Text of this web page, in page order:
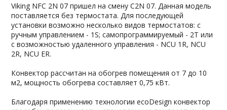
Viking NFС 2N 07 пришел на смену C2N 07. Данная модель
поставляется без термостата. Для последующей
установки возможно несколько видов термостатов: с
ручным управлением - 1S; самопрограммируемый - 2Т или
с возможностью удаленного управления - NCU 1R, NCU
2R, NCU ER.
Конвектор рассчитан на обогрев помещения от 7 до 10
м2, мощность обогрева составляет 0,75 кВт.
Благодаря применению технологии ecoDesign конвектор